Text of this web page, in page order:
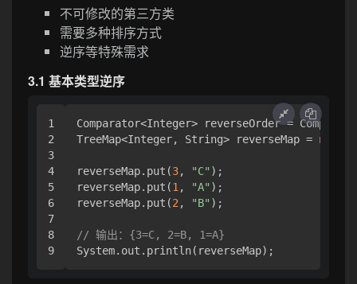
不可修改的第三方类
需要多种排序方式
逆序等特殊需求
3.1 基本类型逆序
1
2
3
4
5
6
7
8
Comparator<Integer> reverseOrder =
TreeMap<Integer, String> reverseMap = new
reverseMap.put(3, "C" );
reverseMap.put(1, "A" );
reverseMap.put(2, "B" );
// 输出：{3=C, 2=B, 1=A}